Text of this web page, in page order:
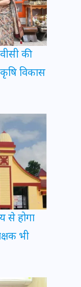
की
विकास
से होगा
भी